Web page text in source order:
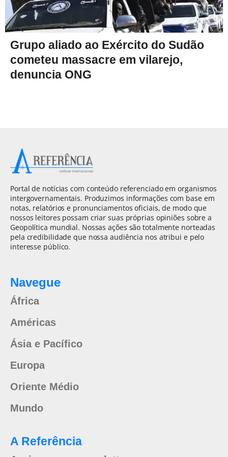
Grupo aliado ao Exército do Sudão
cometeu massacre em vilarejo,
denuncia ONG
Portal de notícias com conteúdo referenciado em organismos
intergovernamentais. Produzimos informações com base em
notas, relatórios e pronunciamentos oficiais, de modo que
nossos leitores possam criar suas próprias opiniões sobre a
Geopolítica mundial. Nossas ações são totalmente norteadas
pela credibilidade que nossa audiência nos atribui e pelo
interesse público.
Navegue
África
Américas
Ásia e Pacífico
Europa
Oriente Médio
Mundo
A Referência